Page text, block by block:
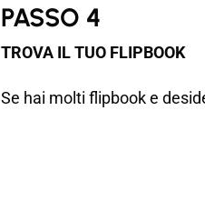
PASSO 4
TROVA IL TUO FLIPBOOK
Se hai molti flipbook e